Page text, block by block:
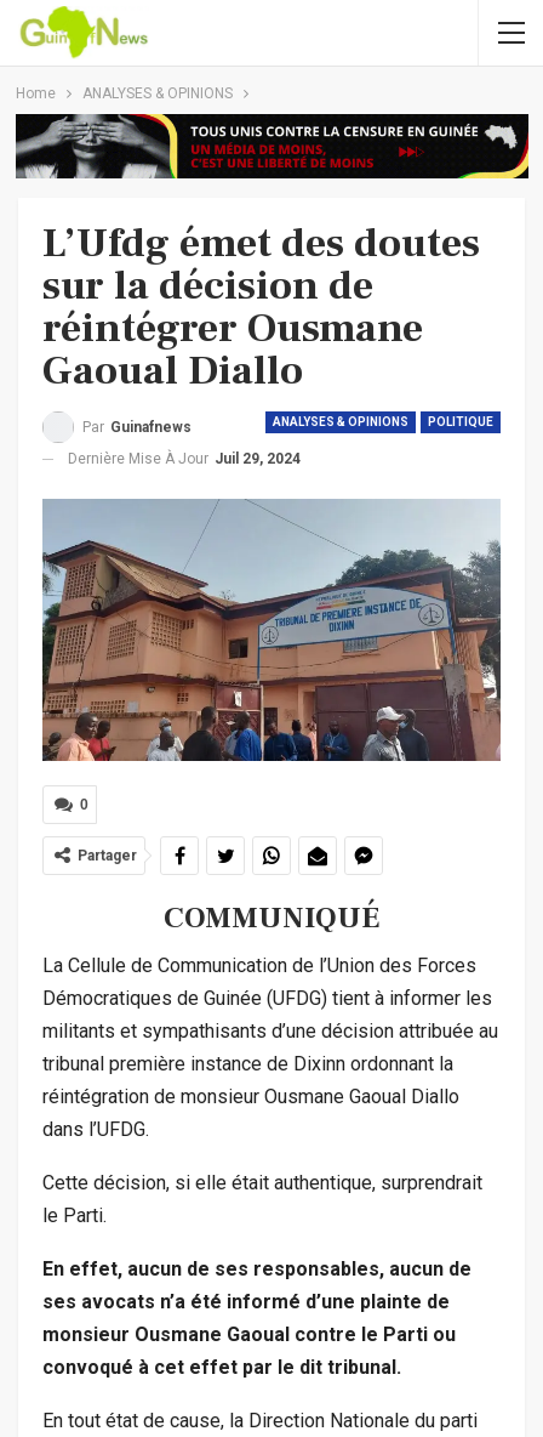
Home ANALYSES & OPINIONS
L’Ufdg émet des doutes
sur la décision de
réintégrer Ousmane
Gaoual Diallo
ANALYSES & OPINIONS POLITIQUE
Par Guinafnews
Dernière Mise À Jour Juil 29, 2024
0
Partager
COMMUNIQUÉ
La Cellule de Communication de l’Union des Forces
Démocratiques de Guinée (UFDG) tient à informer les
militants et sympathisants d’une décision attribuée au
tribunal première instance de Dixinn ordonnant la
réintégration de monsieur Ousmane Gaoual Diallo
dans l’UFDG.
Cette décision, si elle était authentique, surprendrait
le Parti.
En effet, aucun de ses responsables, aucun de
ses avocats n’a été informé d’une plainte de
monsieur Ousmane Gaoual contre le Parti ou
convoqué à cet effet par le dit tribunal.
En tout état de cause, la Direction Nationale du parti